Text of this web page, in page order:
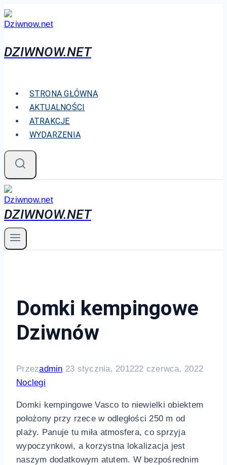
Przejdź
do
DZIWNOW.NET
STRONA GŁÓWNA
AKTUALNOŚCI
ATRAKCJE
WYDARZENIA
DZIWNOW.NET
Domki kempingowe
Dziwnów
Przezadmin 23 stycznia, 201222 czerwca, 2022
Noclegi
Domki kempingowe Vasco to niewielki obiektem
położony przy rzece w odległości 250 m od
plaży. Panuje tu miła atmosfera, co sprzyja
wypoczynkowi, a korzystna lokalizacja jest
naszym dodatkowym atutem. W bezpośrednim